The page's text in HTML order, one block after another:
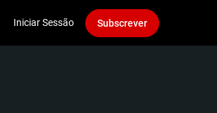
Iniciar Sessão Subscrever